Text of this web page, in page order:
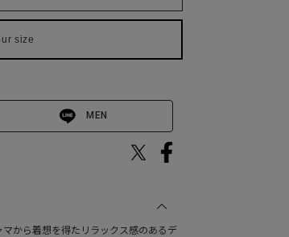
size
MEN
から着想を得たリラックス感のあるデ